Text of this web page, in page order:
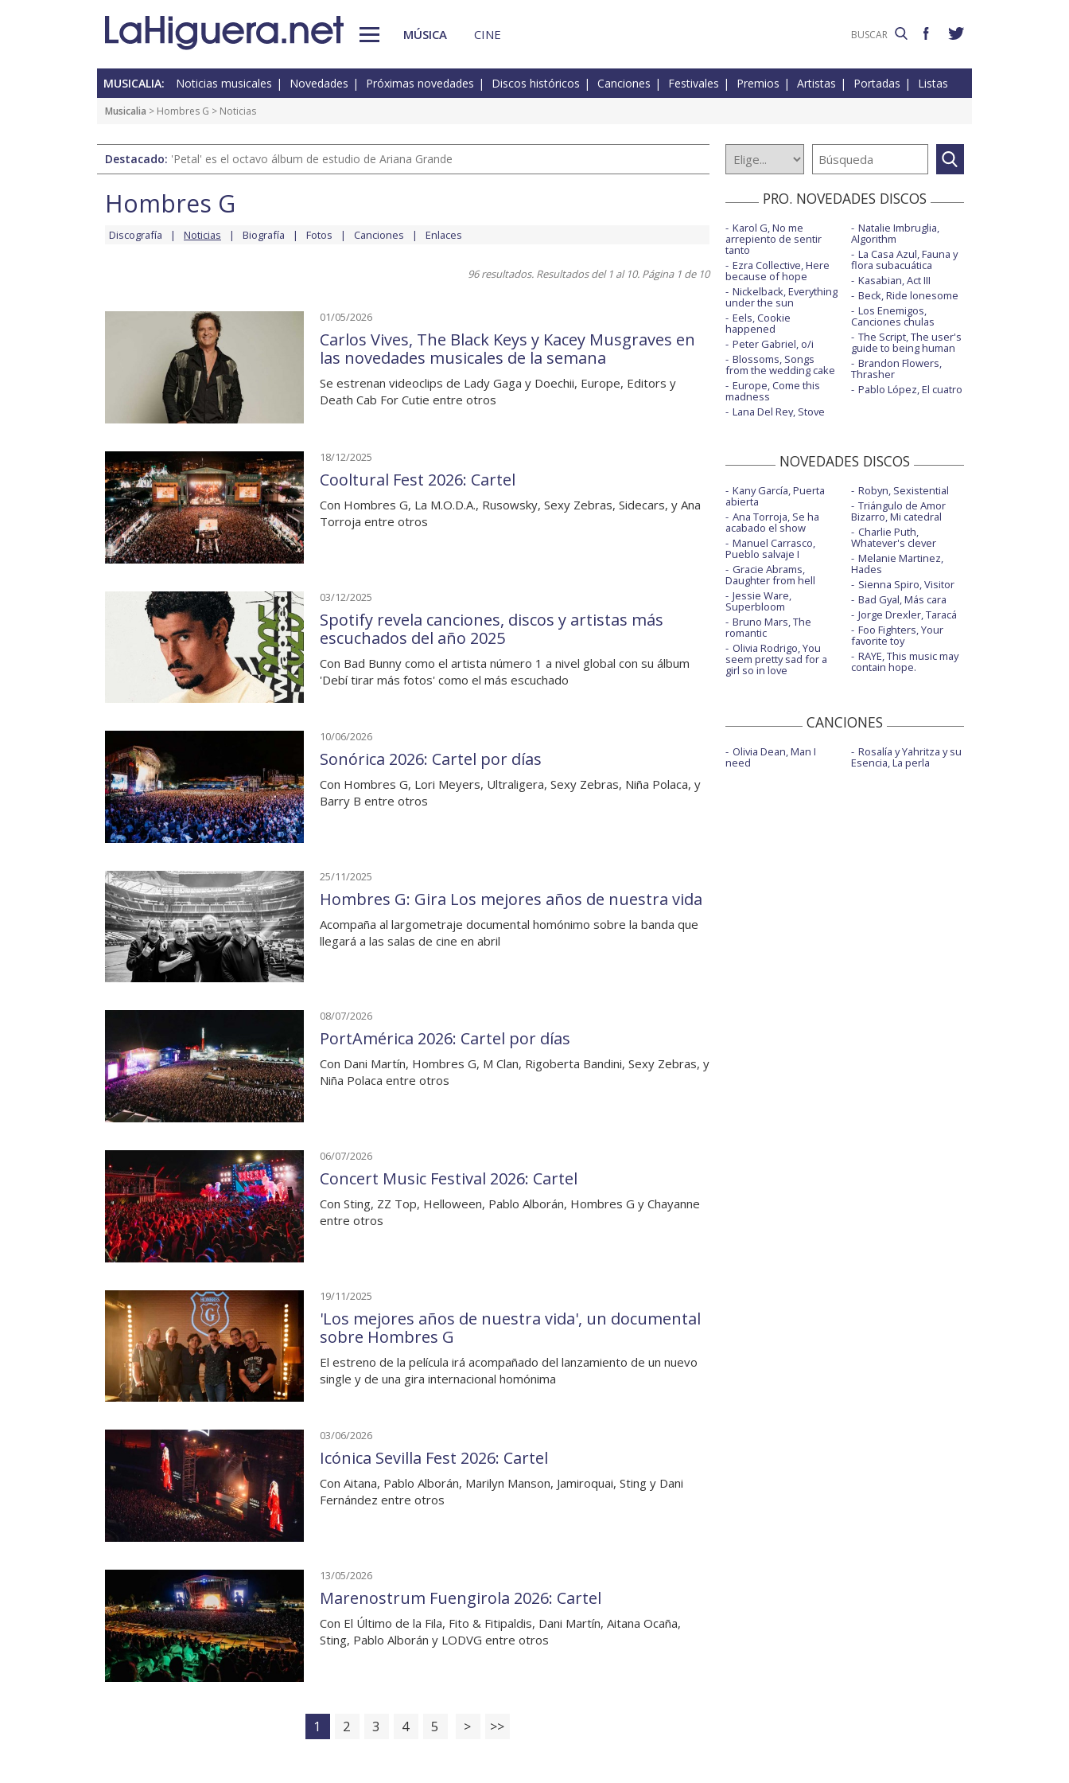
MÚSICA CINE
MUSICALIA: Noticias musicales Novedades Próximas novedades Discos históricos Canciones Festivales Premios Artistas Portadas Listas
Musicalia > Hombres G > Noticias
Destacado: 'Petal' es el octavo álbum de estudio de Ariana Grande
Hombres G
Discografía Noticias Biografía Fotos Canciones Enlaces
96 resultados. Resultados del 1 al 10. Página 1 de 10
01/05/2026
Carlos Vives, The Black Keys y Kacey Musgraves en
las novedades musicales de la semana
Se estrenan videoclips de Lady Gaga y Doechii, Europe, Editors y
Death Cab For Cutie entre otros
18/12/2025
Cooltural Fest 2026: Cartel
Con Hombres G, La M.O.D.A., Rusowsky, Sexy Zebras, Sidecars, y Ana
Torroja entre otros
03/12/2025
Spotify revela canciones, discos y artistas más
escuchados del año 2025
Con Bad Bunny como el artista número 1 a nivel global con su álbum
'Debí tirar más fotos' como el más escuchado
10/06/2026
Sonórica 2026: Cartel por días
Con Hombres G, Lori Meyers, Ultraligera, Sexy Zebras, Niña Polaca, y
Barry B entre otros
25/11/2025
Hombres G: Gira Los mejores años de nuestra vida
Acompaña al largometraje documental homónimo sobre la banda que
llegará a las salas de cine en abril
08/07/2026
PortAmérica 2026: Cartel por días
Con Dani Martín, Hombres G, M Clan, Rigoberta Bandini, Sexy Zebras, y
Niña Polaca entre otros
06/07/2026
Concert Music Festival 2026: Cartel
Con Sting, ZZ Top, Helloween, Pablo Alborán, Hombres G y Chayanne
entre otros
19/11/2025
'Los mejores años de nuestra vida', un documental
sobre Hombres G
El estreno de la película irá acompañado del lanzamiento de un nuevo
single y de una gira internacional homónima
03/06/2026
Icónica Sevilla Fest 2026: Cartel
Con Aitana, Pablo Alborán, Marilyn Manson, Jamiroquai, Sting y Dani
Fernández entre otros
13/05/2026
Marenostrum Fuengirola 2026: Cartel
Con El Último de la Fila, Fito & Fitipaldis, Dani Martín, Aitana Ocaña,
Sting, Pablo Alborán y LODVG entre otros
1 2 3 4 5 > >>
PRO. NOVEDADES DISCOS
Karol G, No me
arrepiento de sentir
tanto
Ezra Collective, Here
because of hope
Nickelback, Everything
under the sun
Eels, Cookie
happened
Peter Gabriel, o/i
Blossoms, Songs
from the wedding cake
Europe, Come this
madness
Lana Del Rey, Stove
Natalie Imbruglia,
Algorithm
La Casa Azul, Fauna y
flora subacuática
Kasabian, Act III
Beck, Ride lonesome
Los Enemigos,
Canciones chulas
The Script, The user's
guide to being human
Brandon Flowers,
Thrasher
Pablo López, El cuatro
NOVEDADES DISCOS
Kany García, Puerta
abierta
Ana Torroja, Se ha
acabado el show
Manuel Carrasco,
Pueblo salvaje I
Gracie Abrams,
Daughter from hell
Jessie Ware,
Superbloom
Bruno Mars, The
romantic
Olivia Rodrigo, You
seem pretty sad for a
girl so in love
Robyn, Sexistential
Triángulo de Amor
Bizarro, Mi catedral
Charlie Puth,
Whatever's clever
Melanie Martinez,
Hades
Sienna Spiro, Visitor
Bad Gyal, Más cara
Jorge Drexler, Taracá
Foo Fighters, Your
favorite toy
RAYE, This music may
contain hope.
CANCIONES
Olivia Dean, Man I
need
Rosalía y Yahritza y su
Esencia, La perla